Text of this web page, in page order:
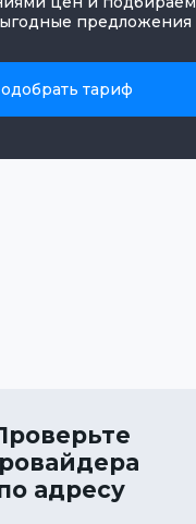
предложения
тариф
адресу